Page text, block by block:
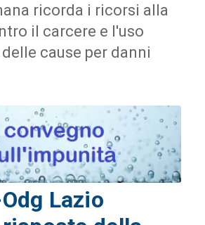
ricorda i ricorsi alla
il carcere e l'uso
cause per danni
Lazio